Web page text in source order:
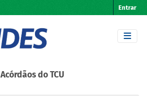
Entrar
Acórdãos do TCU